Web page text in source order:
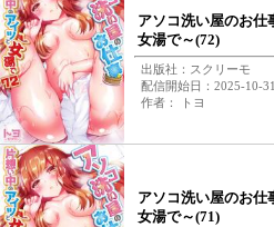
アソコ洗い屋のお仕
女湯で～(72)
出版社：スクリーモ
配信開始日：2025-10-31
作者： トヨ
アソコ洗い屋のお仕
女湯で～(71)